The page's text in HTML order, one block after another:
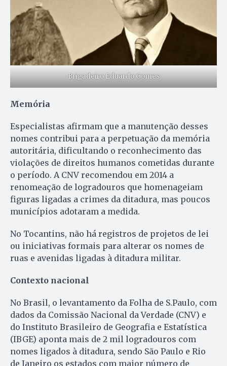
Brigadeiro Eduardo Gomes
Memória
Especialistas afirmam que a manutenção desses
nomes contribui para a perpetuação da memória
autoritária, dificultando o reconhecimento das
violações de direitos humanos cometidas durante
o período. A CNV recomendou em 2014 a
renomeação de logradouros que homenageiam
figuras ligadas a crimes da ditadura, mas poucos
municípios adotaram a medida.
No Tocantins, não há registros de projetos de lei
ou iniciativas formais para alterar os nomes de
ruas e avenidas ligadas à ditadura militar.
Contexto nacional
No Brasil, o levantamento da Folha de S.Paulo, com
dados da Comissão Nacional da Verdade (CNV) e
do Instituto Brasileiro de Geografia e Estatística
(IBGE) aponta mais de 2 mil logradouros com
nomes ligados à ditadura, sendo São Paulo e Rio
de Janeiro os estados com maior número de